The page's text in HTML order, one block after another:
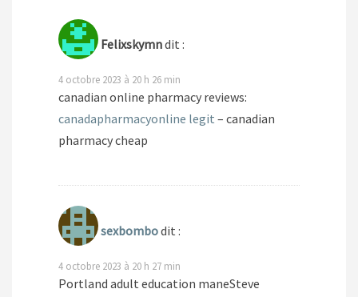
Felixskymndit :
4 octobre 2023 à 20 h 26 min
canadian online pharmacy reviews:
canadapharmacyonline legit – canadian
pharmacy cheap
sexbombodit :
4 octobre 2023 à 20 h 27 min
Portland adult education maneSteve